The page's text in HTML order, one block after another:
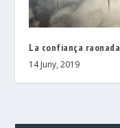
La confiança raonada
14 Juny, 2019